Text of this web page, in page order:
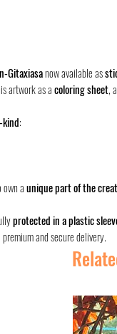
Gitaxiasanow available as
artwork as acoloring sheet,
:
aunique part of the
protected in a plastic
and secure delivery.